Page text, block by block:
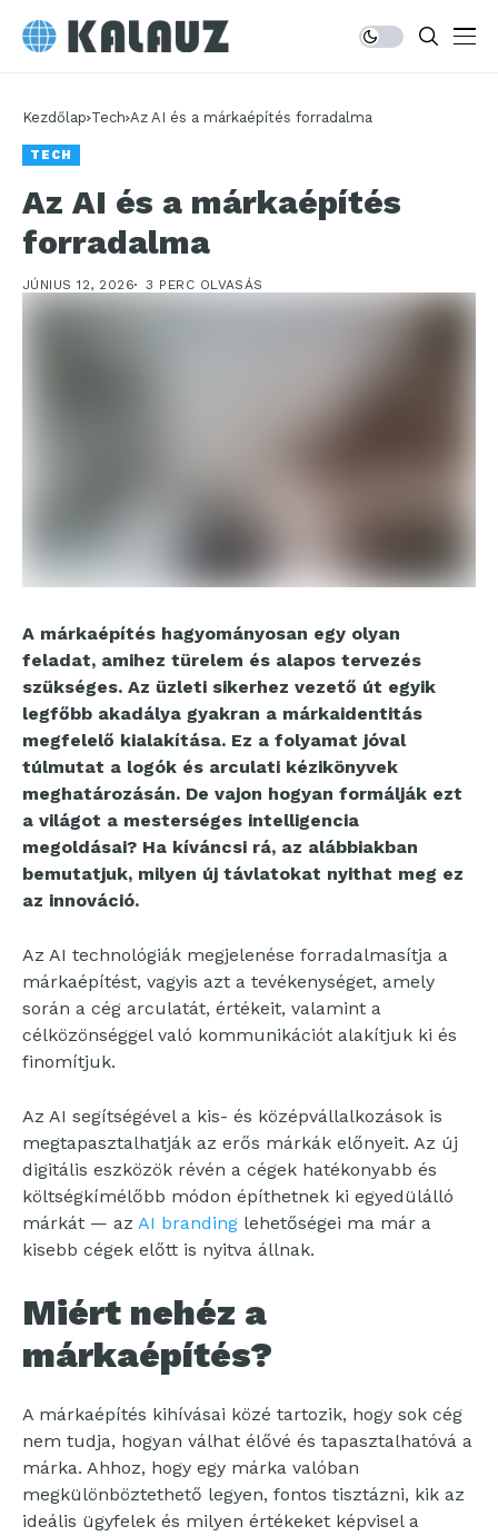
Kezdőlap Tech Az AI és a márkaépítés forradalma
TECH
Az AI és a márkaépítés
forradalma
JÚNIUS 12, 2026 3 PERC OLVASÁS
A márkaépítés hagyományosan egy olyan
feladat, amihez türelem és alapos tervezés
szükséges. Az üzleti sikerhez vezető út egyik
legfőbb akadálya gyakran a márkaidentitás
megfelelő kialakítása. Ez a folyamat jóval
túlmutat a logók és arculati kézikönyvek
meghatározásán. De vajon hogyan formálják ezt
a világot a mesterséges intelligencia
megoldásai? Ha kíváncsi rá, az alábbiakban
bemutatjuk, milyen új távlatokat nyithat meg ez
az innováció.
Az AI technológiák megjelenése forradalmasítja a
márkaépítést, vagyis azt a tevékenységet, amely
során a cég arculatát, értékeit, valamint a
célközönséggel való kommunikációt alakítjuk ki és
finomítjuk.
Az AI segítségével a kis- és középvállalkozások is
megtapasztalhatják az erős márkák előnyeit. Az új
digitális eszközök révén a cégek hatékonyabb és
költségkímélőbb módon építhetnek ki egyedülálló
márkát — az AI branding lehetőségei ma már a
kisebb cégek előtt is nyitva állnak.
Miért nehéz a
márkaépítés?
A márkaépítés kihívásai közé tartozik, hogy sok cég
nem tudja, hogyan válhat élővé és tapasztalhatóvá a
márka. Ahhoz, hogy egy márka valóban
megkülönböztethető legyen, fontos tisztázni, kik az
ideális ügyfelek és milyen értékeket képvisel a